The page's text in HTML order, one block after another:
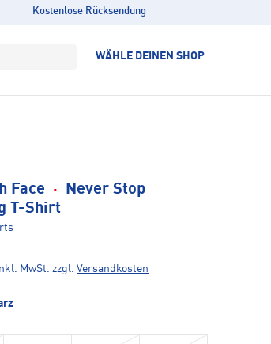
Kostenlose Rücksendung
WÄHLE DEINEN SHOP
Face · Never Stop
T-Shirt
MwSt. zzgl. Versandkosten